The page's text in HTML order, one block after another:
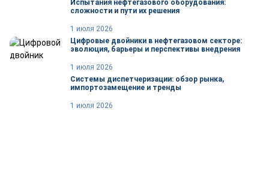
Испытания нефтегазового оборудования:
сложности и пути их решения
1 июля 2026
Цифровые двойники в нефтегазовом секторе:
эволюция, барьеры и перспективы внедрения
1 июля 2026
Системы диспетчеризации: обзор рынка,
импортозамещение и тренды
1 июля 2026